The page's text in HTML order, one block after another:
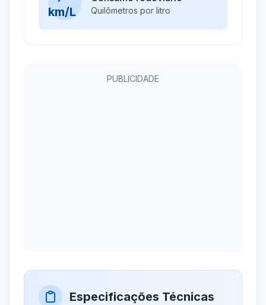
km/L
Quilômetros por litro
PUBLICIDADE
Especificações Técnicas